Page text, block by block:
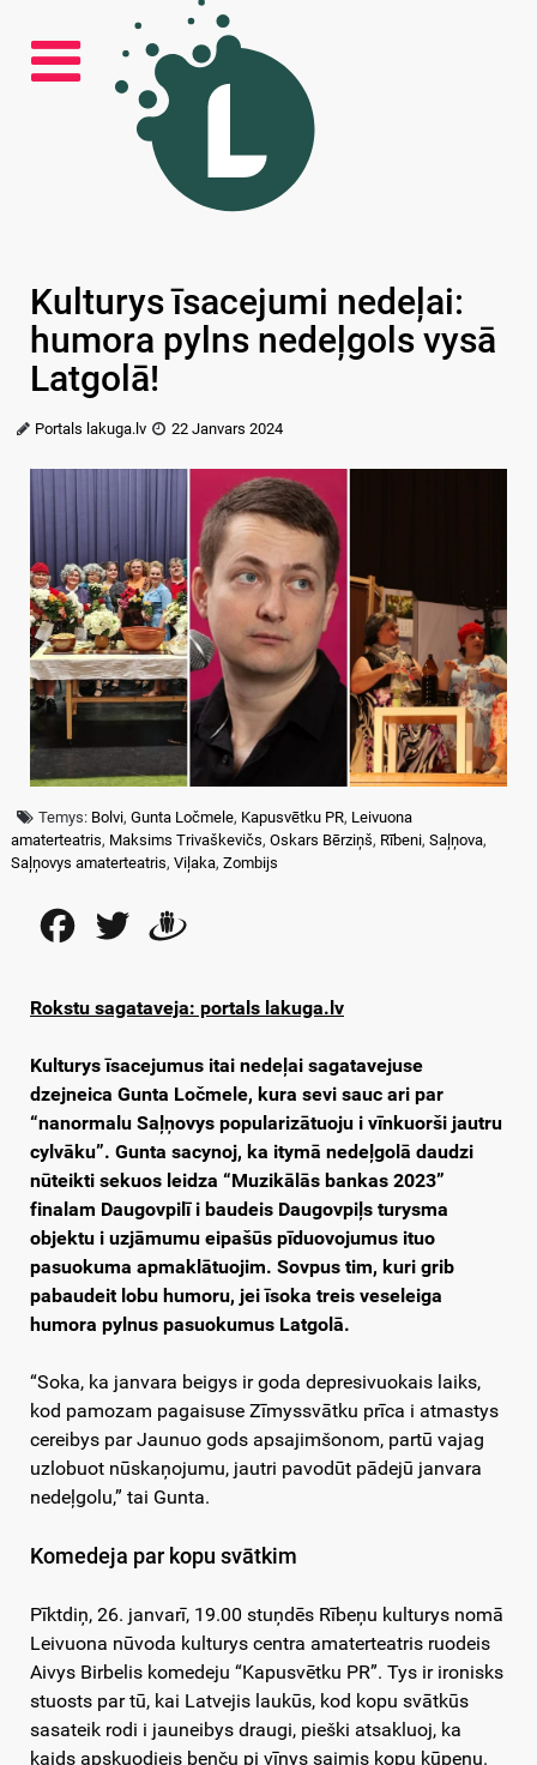
Kulturys īsacejumi nedeļai:
humora pylns nedeļgols vysā
Latgolā!
Portals lakuga.lv 22 Janvars 2024
Temys: Bolvi,Gunta Ločmele, Kapusvētku PR, Leivuona
amaterteatris, Maksims Trivaškevičs, Oskars Bērziņš, Rībeni, Saļņova,
Saļņovys amaterteatris, Viļaka, Zombijs
FacebookTwitter
Rokstu sagataveja: portals lakuga.lv
Kulturys īsacejumus itai nedeļai sagatavejuse
dzejneica Gunta Ločmele, kura sevi sauc ari par
“nanormalu Saļņovys popularizātuoju i vīnkuorši jautru
cylvāku”. Gunta sacynoj, ka itymā nedeļgolā daudzi
nūteikti sekuos leidza “Muzikālās bankas 2023”
finalam Daugovpilī i baudeis Daugovpiļs turysma
objektu i uzjāmumu eipašūs pīduovojumus ituo
pasuokuma apmaklātuojim. Sovpus tim, kuri grib
pabaudeit lobu humoru, jei īsoka treis veseleiga
humora pylnus pasuokumus Latgolā.
“Soka, ka janvara beigys ir goda depresivuokais laiks,
kod pamozam pagaisuse Zīmyssvātku prīca i atmastys
cereibys par Jaunuo gods apsajimšonom, partū vajag
uzlobuot nūskaņojumu, jautri pavodūt pādejū janvara
nedeļgolu,” tai Gunta.
Komedeja par kopu svātkim
Pīktdiņ, 26. janvarī, 19.00 stuņdēs Rībeņu kulturys nomā
Leivuona nūvoda kulturys centra amaterteatris ruodeis
Aivys Birbelis komedeju “Kapusvētku PR”. Tys ir ironisks
stuosts par tū, kai Latvejis laukūs, kod kopu svātkūs
sasateik rodi i jauneibys draugi, pieški atsakluoj, ka
kaids apskuodiejs beņču pi vīnys saimis kopu kūpeņu.